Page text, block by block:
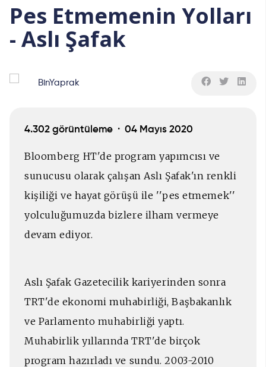
Pes Etmemenin Yolları
- Aslı Şafak
BinYaprak
4.302 görüntüleme · 04 Mayıs 2020
Bloomberg HT'de program yapımcısı ve
sunucusu olarak çalışan Aslı Şafak'ın renkli
kişiliği ve hayat görüşü ile ''pes etmemek''
yolculuğumuzda bizlere ilham vermeye
devam ediyor.
Aslı Şafak Gazetecilik kariyerinden sonra
TRT'de ekonomi muhabirliği, Başbakanlık
ve Parlamento muhabirliği yaptı.
Muhabirlik yıllarında TRT'de birçok
program hazırladı ve sundu. 2003-2010